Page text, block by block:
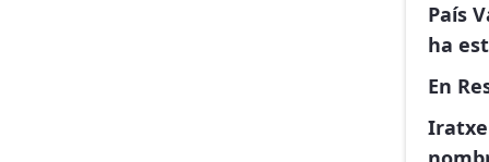
País
ha
En
Iratxe